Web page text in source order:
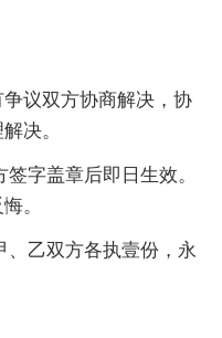
议双方协商解决，协
决。
字盖章后即日生效。
。
、乙双方各执壹份，永